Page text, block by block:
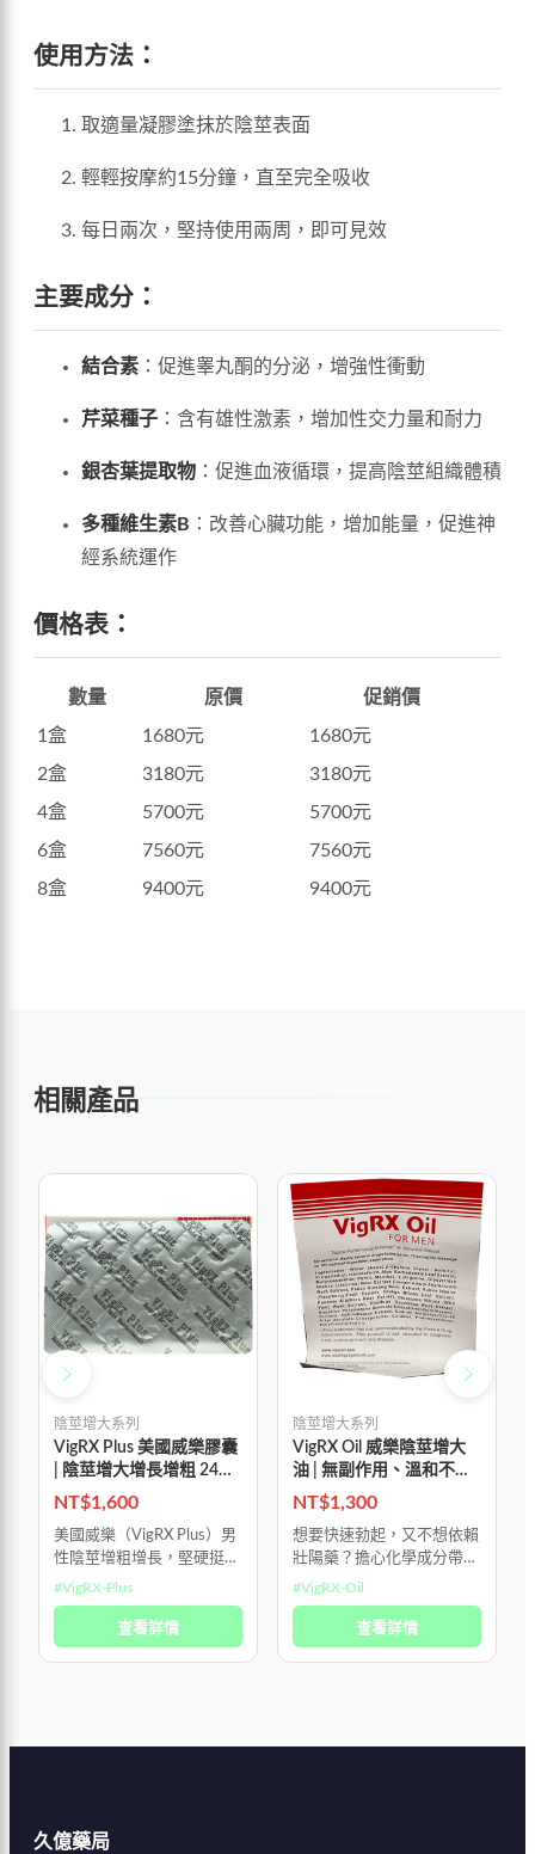
使用方法：
取適量凝膠塗抹於陰莖表面
輕輕按摩約15分鐘，直至完全吸收
每日兩次，堅持使用兩周，即可見效
主要成分：
結合素 ：促進睾丸酮的分泌，增強性衝動
芹菜種子 ：含有雄性激素，增加性交力量和耐力
銀杏葉提取物 ：促進血液循環，提高陰莖組織體積
多種維生素B ：改善心臟功能，增加能量，促進神
經系統運作
價格表：
數量 原價
促銷價
1盒
1680元
1680元
2盒
3180元
3180元
4盒
5700元
5700元
6盒
7560元
7560元
8盒
9400元 9400元
相關產品
陰莖增大系列
VigRX Plus 美國威樂膠囊
| 陰莖增大增長增粗 24顆/
盒
NT$1,600
美國威樂（VigRX Plus）男
性陰莖增粗增長，堅硬挺
拔。 美國生產，美國進
口，純100%美國血統 純植
物提取沒副作用，用法是早
中晚各一顆，一瓶60顆，3
#VigRX-Plus
查看詳情
陰莖增大系列
VigRX Oil 威樂陰莖增大
油 | 無副作用、溫和不刺
激
NT$1,300
想要快速勃起，又不想依賴
壯陽藥？擔心化學成分帶來
的刺激或副作用？試試
VigRX Oil 助勃增大延時精
油，讓您輕鬆勃起，並持續
享有 30 分鐘以上的性愛時
#VigRX-Oil
查看詳情
久億藥局